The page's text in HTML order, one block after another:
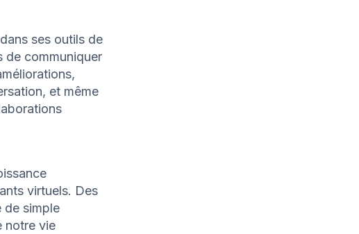
ses outils de
de communiquer
et même
virtuels. Des
de simple
notre vie